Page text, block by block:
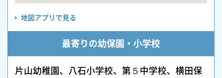
地図アプリで見る
最寄りの幼保園・小学校
片山幼稚園、八石小学校、第５中学校、横田保